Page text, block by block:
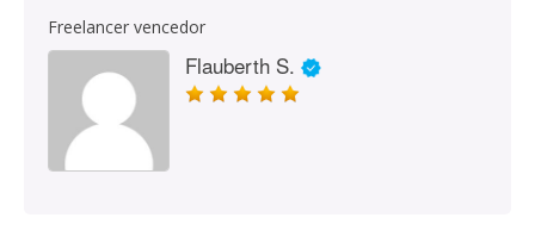
Freelancer vencedor
Flauberth S.